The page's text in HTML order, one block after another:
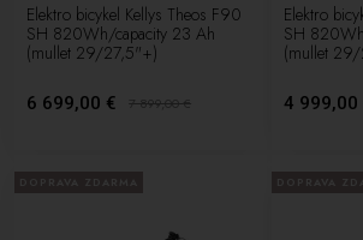
Elektro bicykel Kellys Theos F90
SH 820Wh/capacity 23 Ah
(mullet 29/27,5"+)
6 699,00 € 7 899,00€
Elektro
SH
(mullet
4 999,00